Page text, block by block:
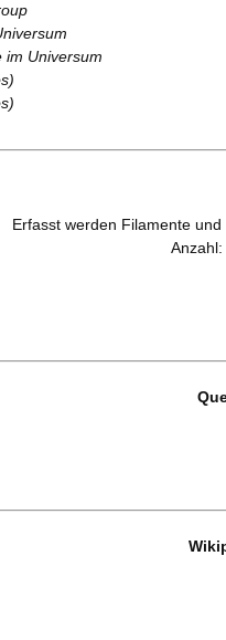
im Universum
Erfasst werden Filamente
Anzahl: